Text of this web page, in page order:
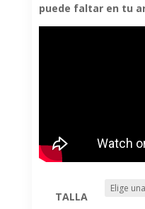
puede faltar en tu
TALLA